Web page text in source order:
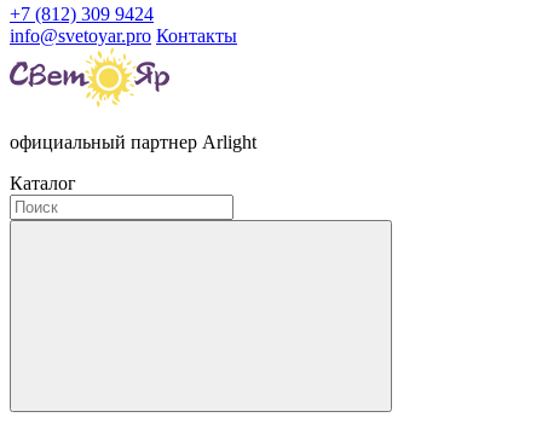
+7 (812) 309 9424
info@svetoyar.pro Контакты
официальный партнер Arlight
Каталог